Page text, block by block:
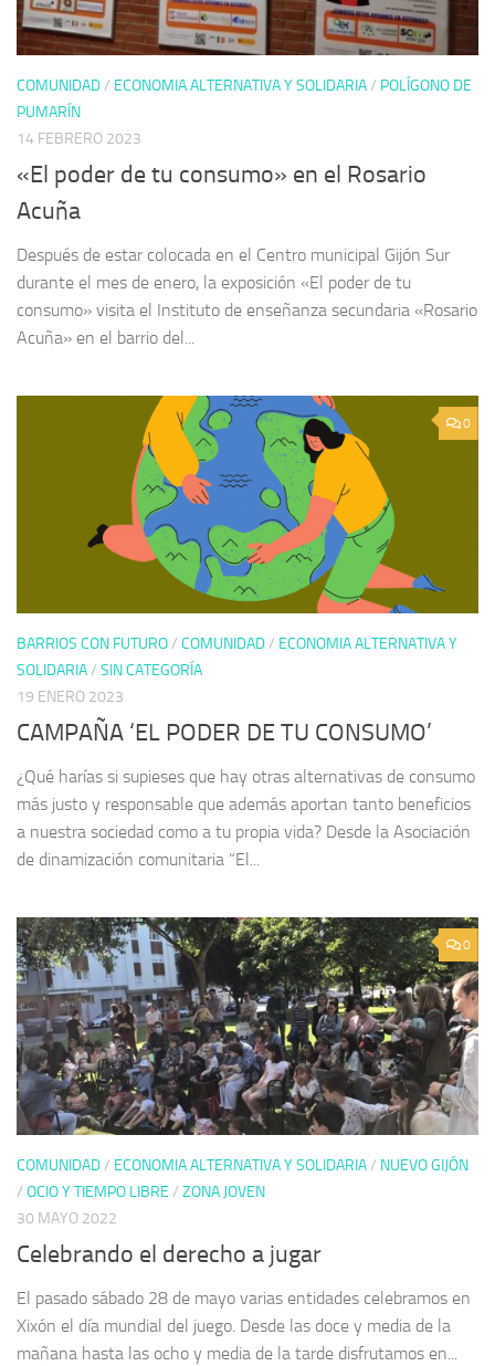
COMUNIDAD/ ECONOMIA ALTERNATIVA Y SOLIDARIA/ POLÍGONO DE
PUMARÍN
14 FEBRERO 2023
«El poder de tu consumo» en el Rosario
Acuña
Después de estar colocada en el Centro municipal Gijón Sur
durante el mes de enero, la exposición «El poder de tu
consumo» visita el Instituto de enseñanza secundaria «Rosario
Acuña» en el barrio del...
0
BARRIOS CON FUTURO/ COMUNIDAD/ ECONOMIA ALTERNATIVA Y
SOLIDARIA/ SIN CATEGORÍA
19 ENERO 2023
CAMPAÑA ‘EL PODER DE TU CONSUMO’
¿Qué harías si supieses que hay otras alternativas de consumo
más justo y responsable que además aportan tanto beneficios
a nuestra sociedad como a tu propia vida? Desde la Asociación
de dinamización comunitaria “El...
0
COMUNIDAD/ ECONOMIA ALTERNATIVA Y SOLIDARIA/ NUEVO GIJÓN
/ OCIO Y TIEMPO LIBRE / ZONA JOVEN
30 MAYO 2022
Celebrando el derecho a jugar
El pasado sábado 28 de mayo varias entidades celebramos en
Xixón el día mundial del juego. Desde las doce y media de la
mañana hasta las ocho y media de la tarde disfrutamos en...